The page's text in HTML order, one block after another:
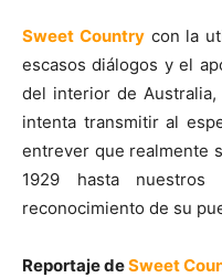
Sweet Countrycon la
escasos diálogos y el
del interior de Australia,
intenta transmitir al
entrever que realmente
1929 hasta
reconocimiento de su
Reportaje deSweet